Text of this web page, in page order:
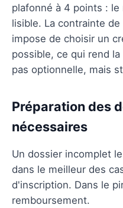
plafonné à 4 points :
lisible. La contrainte
impose de choisir un
possible, ce qui rend
pas optionnelle, mais
Préparation des
nécessaires
Un dossier incomplet
dans le meilleur des
d'inscription. Dans le
remboursement.